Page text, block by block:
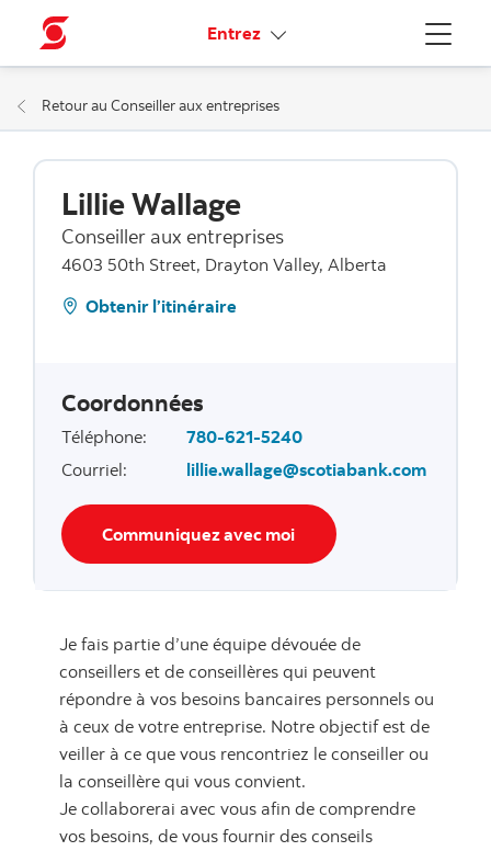
Menu
Entrez Liens connexes
Retour au Conseiller aux entreprises
Lillie Wallage
Conseiller aux entreprises
4603 50th Street, Drayton Valley, Alberta
Obtenir l’itinéraire
Coordonnées
Téléphone:
780-621-5240
Courriel: lillie.wallage@scotiabank.com
Communiquez avec moi
Je fais partie d’une équipe dévouée de
conseillers et de conseillères qui peuvent
répondre à vos besoins bancaires personnels ou
à ceux de votre entreprise. Notre objectif est de
veiller à ce que vous rencontriez le conseiller ou
la conseillère qui vous convient.
Je collaborerai avec vous afin de comprendre
vos besoins, de vous fournir des conseils